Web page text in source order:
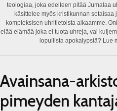
teologiaa, joka edelleen pitää Jumalaa
käsittelee myös kristikunnan
kompleksisen uhritietoista aikaamme.
elää elämää joka ei tuota uhreja, vai
lopullista apokalypsiä? Lue
Avainsana-
pimeyden